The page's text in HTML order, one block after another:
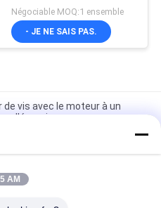
à vis à haute efficacité
économe en énergie
Négociable MOQ:1 ensemble
- JE NE SAIS PAS.
de vis avec le moteur à un
d'énergie
VFD enracine le lobe jumeau
à vis VFD haute pression
AM